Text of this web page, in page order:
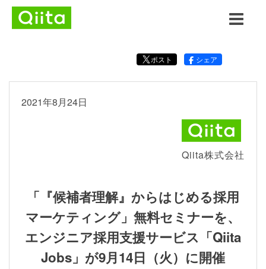
ポスト シェア
2021年8月24日
Qiita株式会社
「『候補者理解』からはじめる採用
マーケティング」無料セミナーを、
エンジニア採用支援サービス「Qiita
Jobs」が9月14日（火）に開催